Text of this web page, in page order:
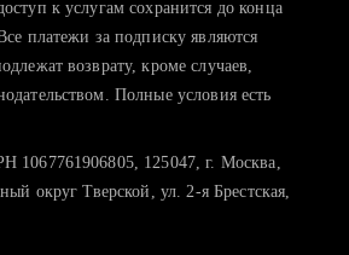
к услугам сохранится до конца
платежи за подписку являются
возврату, кроме случаев,
Полные условия есть
1067761906805, 125047, г. Москва,
округ Тверской, ул. 2-я Брестская,